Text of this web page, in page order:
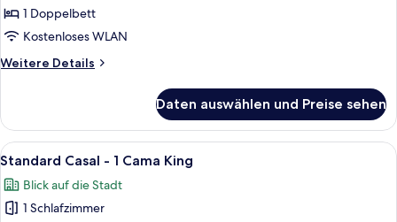
Room
Superior
anzeigen
1 Doppelbett
Kostenloses WLAN
Weitere Details
Weitere
Room
Superior
Daten auswählen und Preise sehen
Alle
Fotos
für
Standard
Ein Hotelzimmer mit Bett,
9
Standard Casal - 1 Cama King
Blick auf die Stadt
1 Schlafzimmer